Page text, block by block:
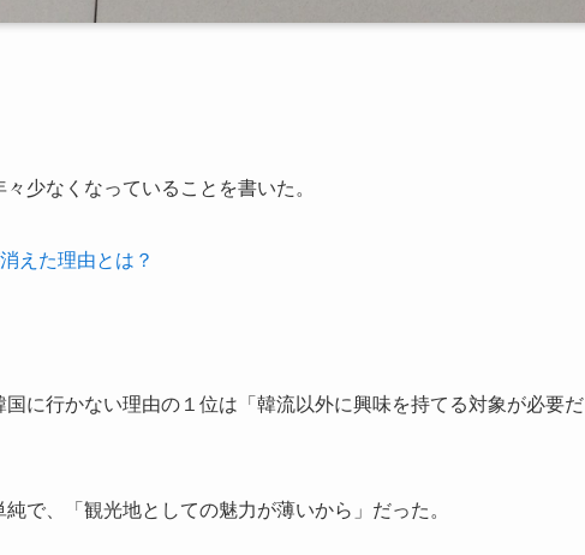
少なくなっていることを書いた。
えた理由とは？
に行かない理由の１位は「韓流以外に興味を持てる対象が必要だ
で、「観光地としての魅力が薄いから」だった。